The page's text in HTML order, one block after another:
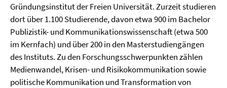
Gründungsinstitut der Freien Universität. Zurzeit studieren
dort über 1.100 Studierende, davon etwa 900 im Bachelor
Publizistik- und Kommunikationswissenschaft (etwa 500
im Kernfach) und über 200 in den Masterstudiengängen
des Instituts. Zu den Forschungsschwerpunkten zählen
Medienwandel, Krisen- und Risikokommunikation sowie
politische Kommunikation und Transformation von